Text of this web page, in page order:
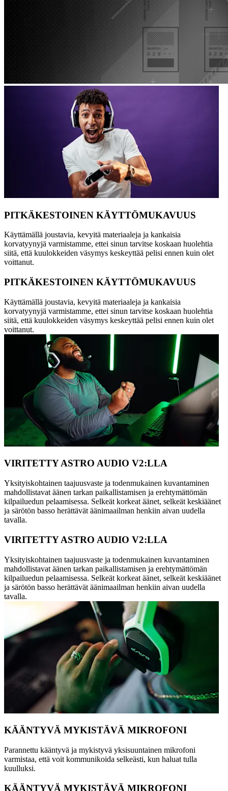
PITKÄKESTOINEN KÄYTTÖMUKAVUUS
Käyttämällä joustavia, kevyitä materiaaleja ja kankaisia
korvatyynyjä varmistamme, ettei sinun tarvitse koskaan huolehtia
siitä, että kuulokkeiden väsymys keskeyttää pelisi ennen kuin olet
voittanut.
PITKÄKESTOINEN KÄYTTÖMUKAVUUS
Käyttämällä joustavia, kevyitä materiaaleja ja kankaisia
korvatyynyjä varmistamme, ettei sinun tarvitse koskaan huolehtia
siitä, että kuulokkeiden väsymys keskeyttää pelisi ennen kuin olet
voittanut.
VIRITETTY ASTRO AUDIO V2:LLA
Yksityiskohtainen taajuusvaste ja todenmukainen kuvantaminen
mahdollistavat äänen tarkan paikallistamisen ja erehtymättömän
kilpailuedun pelaamisessa. Selkeät korkeat äänet, selkeät keskiäänet
ja särötön basso herättävät äänimaailman henkiin aivan uudella
tavalla.
VIRITETTY ASTRO AUDIO V2:LLA
Yksityiskohtainen taajuusvaste ja todenmukainen kuvantaminen
mahdollistavat äänen tarkan paikallistamisen ja erehtymättömän
kilpailuedun pelaamisessa. Selkeät korkeat äänet, selkeät keskiäänet
ja särötön basso herättävät äänimaailman henkiin aivan uudella
tavalla.
KÄÄNTYVÄ MYKISTÄVÄ MIKROFONI
Parannettu kääntyvä ja mykistyvä yksisuuntainen mikrofoni
varmistaa, että voit kommunikoida selkeästi, kun haluat tulla
kuulluksi.
KÄÄNTYVÄ MYKISTÄVÄ MIKROFONI